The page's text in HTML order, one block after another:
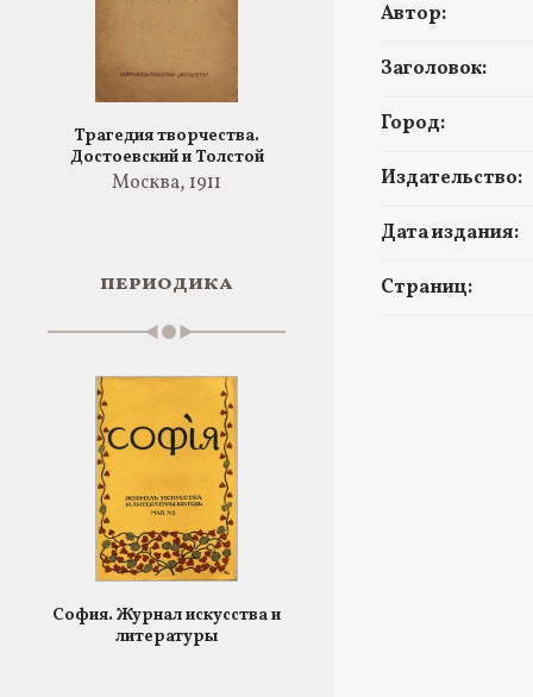
Трагедия творчества.
Достоевский и Толстой
Москва, 1911
периодика
София. Журнал искусства и
литературы
Автор:
Заголовок:
Город:
Издательство:
Дата издания:
Страниц: